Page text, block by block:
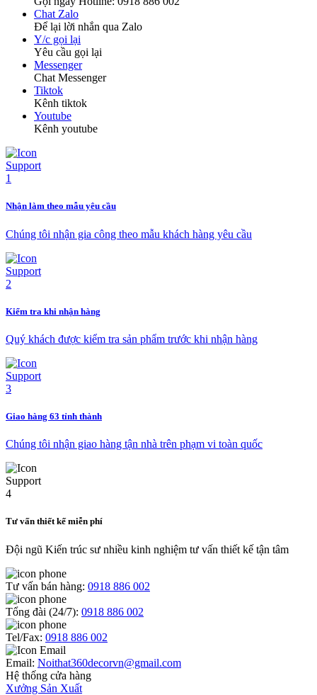
Chat Zalo
Để lại lời nhắn qua Zalo
Y/c gọi lại
Yêu cầu gọi lại
Messenger
Chat Messenger
Tiktok
Kênh tiktok
Youtube
Kênh youtube
Nhận làm theo mẫu yêu cầu
Chúng tôi nhận gia công theo mẫu khách hàng yêu cầu
Kiểm tra khi nhận hàng
Quý khách được kiểm tra sản phẩm trước khi nhận hàng
Giao hàng 63 tỉnh thành
Chúng tôi nhận giao hàng tận nhà trên phạm vi toàn quốc
Tư vấn thiết kế miễn phí
Đội ngũ Kiến trúc sư nhiều kinh nghiệm tư vấn thiết kế tận tâm
Tư vấn bán hàng: 0918 886 002
Tổng đài (24/7): 0918 886 002
Tel/Fax: 0918 886 002
Email: Noithat360decorvn@gmail.com
Hệ thống cửa hàng
Xưởng Sản Xuất